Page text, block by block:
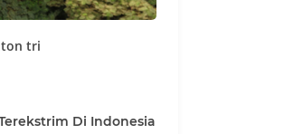
tri
Di Indonesia